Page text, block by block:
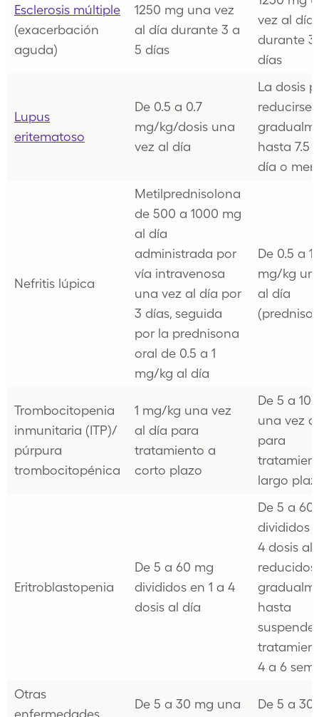
Esclerosis múltiple
(exacerbación
aguda)
1250 mg una vez
al día durante 3 a
5 días
vez al día
durante 3
días
Lupus
eritematoso
De 0.5 a 0.7
mg/kg/dosis una
vez al día
La dosis
reducirse
hasta 7.5
día o
Nefritis lúpica
Metilprednisolona
de 500 a 1000 mg
al día
administrada por
vía intravenosa
una vez al día por
3 días, seguida
por la prednisona
oral de 0.5 a 1
mg/kg al día
De 0.5 a 1
mg/kg
al día
Trombocitopenia
inmunitaria (ITP)/
púrpura
trombocitopénica
1 mg/kg una vez
al día para
tratamiento a
corto plazo
De 5 a 10
una vez
para
largo
Eritroblastopenia
De 5 a 60 mg
divididos en 1 a 4
dosis al día
De 5 a 60
divididos
4 dosis al
reducidos
hasta
4 a 6
Otras
enfermedades
De 5 a 30 mg una
De 5 a 30